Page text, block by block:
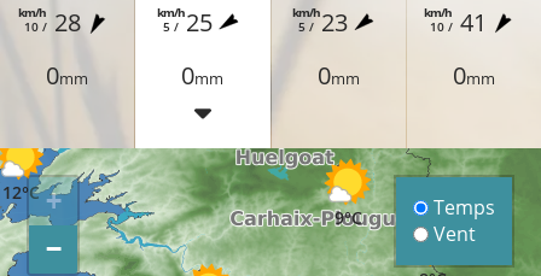
10 /
km/h 28
0mm
5 /
km/h25
0mm
5 /
km/h23
0mm
10 /
km/h 41
0mm
12°C
9°C
+
−
Temps
Vent